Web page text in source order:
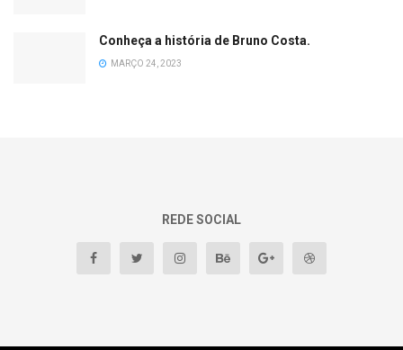
Conheça a história de Bruno Costa.
MARÇO 24, 2023
REDE SOCIAL